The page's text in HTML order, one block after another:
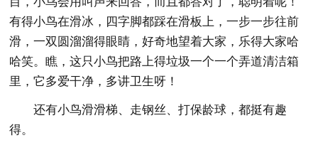
有得小鸟在滑冰，四字脚都踩在滑板上，一步一步往前
滑，一双圆溜溜得眼睛，好奇地望着大家，乐得大家哈
哈笑。瞧，这只小鸟把路上得垃圾一个一个弄道清洁箱
里，它多爱干净，多讲卫生呀！
还有小鸟滑滑梯、走钢丝、打保龄球，都挺有趣
得。